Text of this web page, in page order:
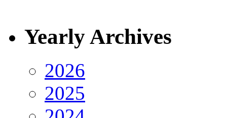
Yearly Archives
2026
2025